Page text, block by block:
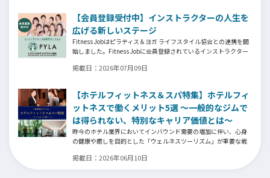
フィットネスクラブのキャンペーンや違約金制度はお客様を大切
にする仕組みだろうか！？資金が底をつく恐怖と闘いながらもお
客様との絆を築き上げた秘訣とは？
【会員登録受付中】インストラクターの人生を
広げる新しいステージ
Fitness Jobはピラティス＆ヨガ ライフスタイル協会との連携を開
始しました。Fitness Jobに会員登録されているインストラクター
ートをしていきます。
掲載日： 2026年07月09日
【ホテルフィットネス＆スパ特集】ホテルフィ
ットネスで働くメリット5選 ～一般的なジムで
は得られない、特別なキャリア価値とは～
昨今のホテル業界においてインバウンド需要の増加に伴い、心身
の健康や癒しを目的とした「ウェルネスツーリズム」が重要な戦
ガインストラクター、ピラティス指導者、ストレッチトレーナ
ー、コンディショニングコーチ、ボクシングトレーナーなどの専門
掲載日： 2026年06月10日